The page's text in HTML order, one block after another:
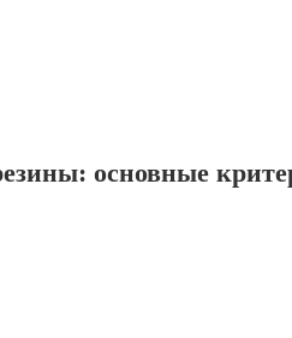
основные